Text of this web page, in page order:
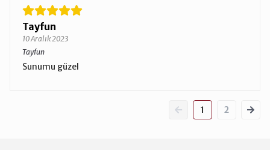
Tayfun
10 Aralık 2023
Tayfun
Sunumu güzel
1 2